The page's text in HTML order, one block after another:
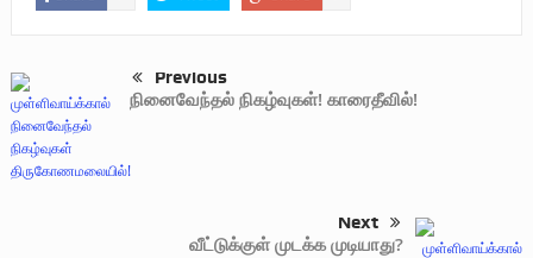
Previous
நினைவேந்தல் நிகழ்வுகள்! காரைதீவில்!
Next
வீட்டுக்குள் முடக்க முடியாது?